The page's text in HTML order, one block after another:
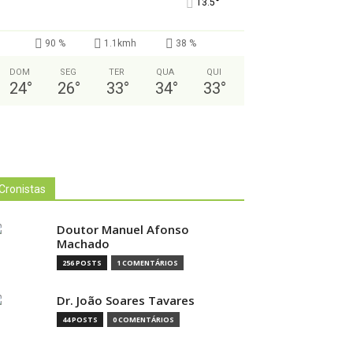
13.5
90 % 1.1kmh 38 %
DOM
24°
SEG
26°
TER
33°
QUA
34°
QUI
33°
Doutor Manuel Afonso
Machado
256 POSTS 1 COMENTÁRIOS
Dr. João Soares Tavares
44 POSTS 0 COMENTÁRIOS